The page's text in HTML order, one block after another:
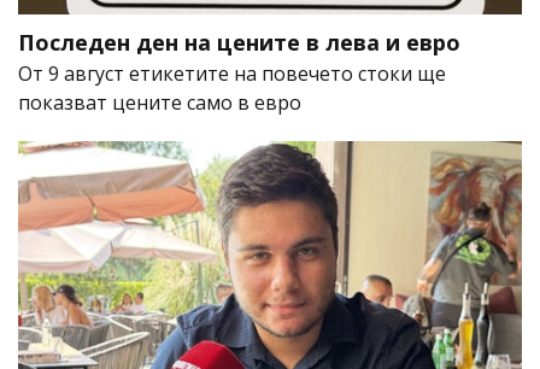
Последен ден на цените в лева и евро
От 9 август етикетите на повечето стоки ще
показват цените само в евро